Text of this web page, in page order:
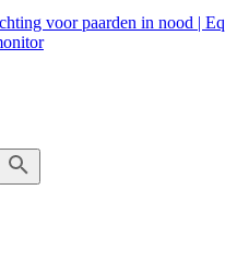
voor paarden in nood |